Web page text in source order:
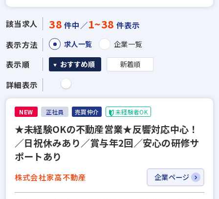
該当求人 38 件中／1~38 件表示
表示方法
求人一覧 企業一覧
表示順 おすすめ順 新着順
詳細表示
NEW 正社員 売買仲介 未経験者OK
★未経験OKの不動産営業★反響対応中心！
／日祝休みあり／賞与年2回／安心の研修サ
ポートあり
株式会社家高不動産 企業ページ